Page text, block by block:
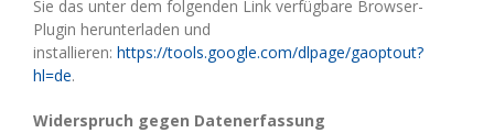
Sie das unter dem folgenden Link verfügbare Browser-
Plugin herunterladen und
installieren: https://tools.google.com/dlpage/gaoptout?
hl=de.
Widerspruch gegen Datenerfassung